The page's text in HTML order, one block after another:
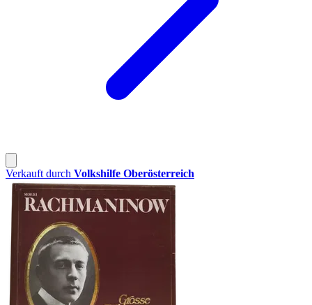
Verkauft durch Volkshilfe Oberösterreich